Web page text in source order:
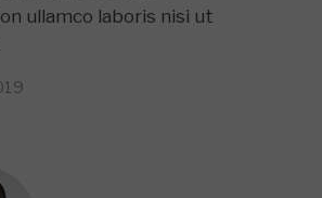
ullamco laboris nisi ut